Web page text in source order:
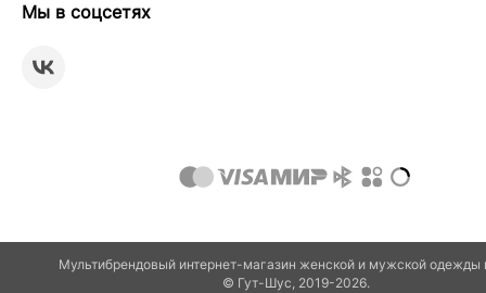
Мы в соцсетях
Мультибрендовый интернет-магазин женской и мужской одежды
© Гут-Шуc, 2019-2026.